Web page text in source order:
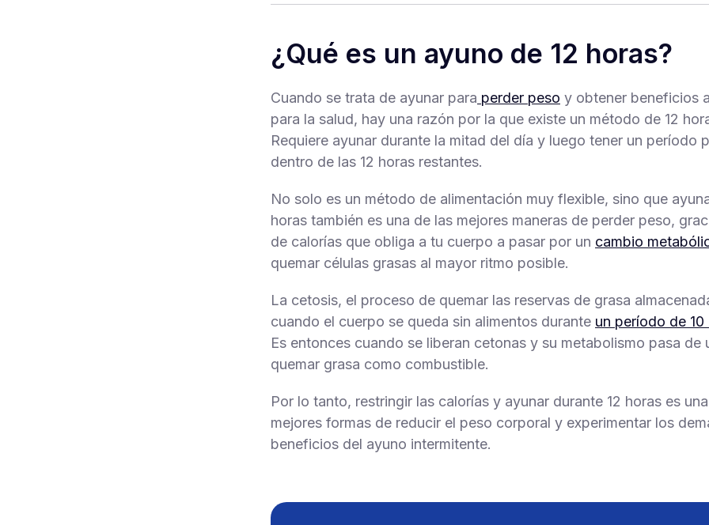
¿Qué es un ayuno de 12 horas?
Cuando se trata de ayunar para perder peso y obtener beneficios
para la salud, hay una razón por la que existe un método de 12
Requiere ayunar durante la mitad del día y luego tener un período
dentro de las 12 horas restantes.
No solo es un método de alimentación muy flexible, sino que
horas también es una de las mejores maneras de perder peso,
de calorías que obliga a tu cuerpo a pasar por un cambio
quemar células grasas al mayor ritmo posible.
La cetosis, el proceso de quemar las reservas de grasa
cuando el cuerpo se queda sin alimentos durante un período de
Es entonces cuando se liberan cetonas y su metabolismo pasa de
quemar grasa como combustible.
Por lo tanto, restringir las calorías y ayunar durante 12 horas es
mejores formas de reducir el peso corporal y experimentar los
beneficios del ayuno intermitente.